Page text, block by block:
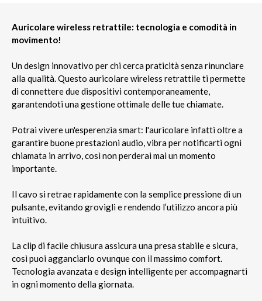
Auricolare wireless retrattile: tecnologia e comodità in
movimento!
Un design innovativo per chi cerca praticità senza rinunciare
alla qualità. Questo auricolare wireless retrattile ti permette
di connettere due dispositivi contemporaneamente,
garantendoti una gestione ottimale delle tue chiamate.
Potrai vivere un'esperenzia smart: l'auricolare infatti oltre a
garantire buone prestazioni audio, vibra per notificarti ogni
chiamata in arrivo, così non perderai mai un momento
importante.
Il cavo si retrae rapidamente con la semplice pressione di un
pulsante, evitando grovigli e rendendo l’utilizzo ancora più
intuitivo.
La clip di facile chiusura assicura una presa stabile e sicura,
così puoi agganciarlo ovunque con il massimo comfort.
Tecnologia avanzata e design intelligente per accompagnarti
in ogni momento della giornata.